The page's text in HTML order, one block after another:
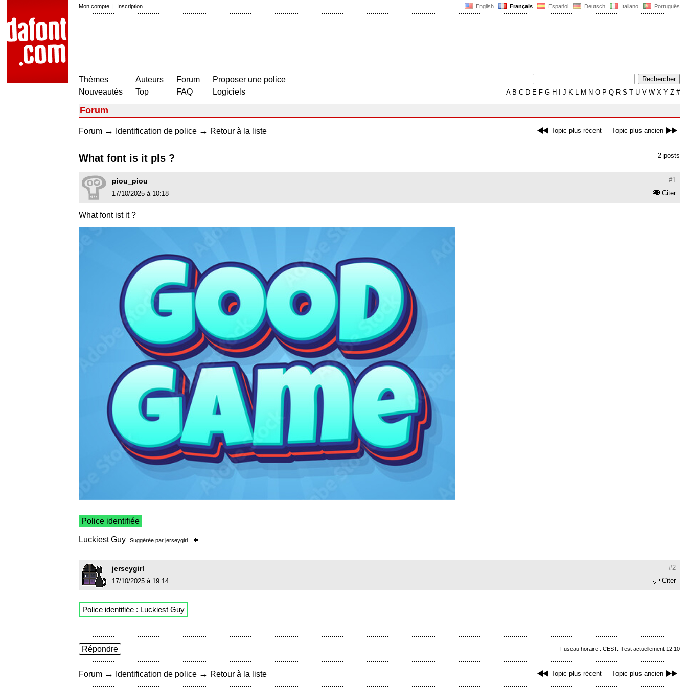
English Français Español Deutsch Italiano Português
Mon compte | Inscription
Thèmes
Nouveautés
Auteurs
Top
Forum
FAQ
Proposer une police
Logiciels
AB C D E F G H J K L M N O P Q R S T U V W X Y Z #
Forum
Topic plus récent Topic plus ancien
Forum → Identification de police → Retour à la liste
2 posts
What font is it pls ?
#1
piou_piou
Citer
17/10/2025 à 10:18
What font ist it ?
Police identifiée
Luckiest Guy Suggérée par jerseygirl
#2
jerseygirl
Citer
17/10/2025 à 19:14
Police identifiée : Luckiest Guy
Fuseau horaire : CEST. Il est actuellement 12:10
Répondre
Topic plus récent Topic plus ancien
Forum → Identification de police → Retour à la liste